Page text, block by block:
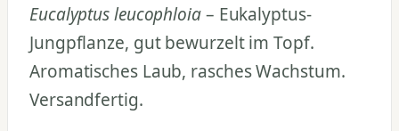
Eucalyptus leucophloia– Eukalyptus-
Jungpflanze, gut bewurzelt im Topf.
Aromatisches Laub, rasches Wachstum.
Versandfertig.